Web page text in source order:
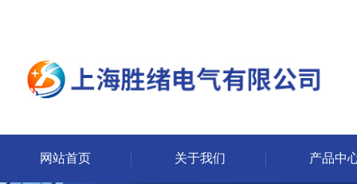
网站首页 关于我们 产品中